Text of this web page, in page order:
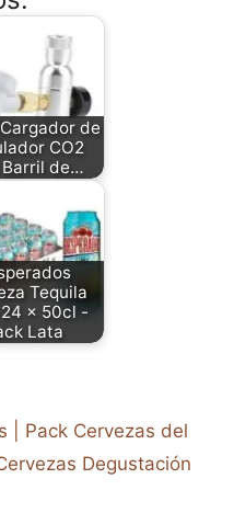
de
CO2
Barril de…
Tequila
x 50cl -
Lata
| Pack Cervezas del
Degustación